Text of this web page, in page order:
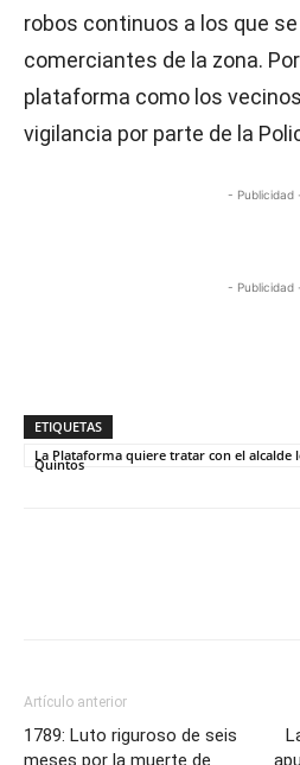
robos continuos a los que
comerciantes de la zona.
plataforma como los
vigilancia por parte de la
- Publicidad
- Publicidad
ETIQUETAS
La Plataforma quiere tratar con el alcalde
Quintos
Artículo anterior
1789: Luto riguroso de seis
meses por la muerte de